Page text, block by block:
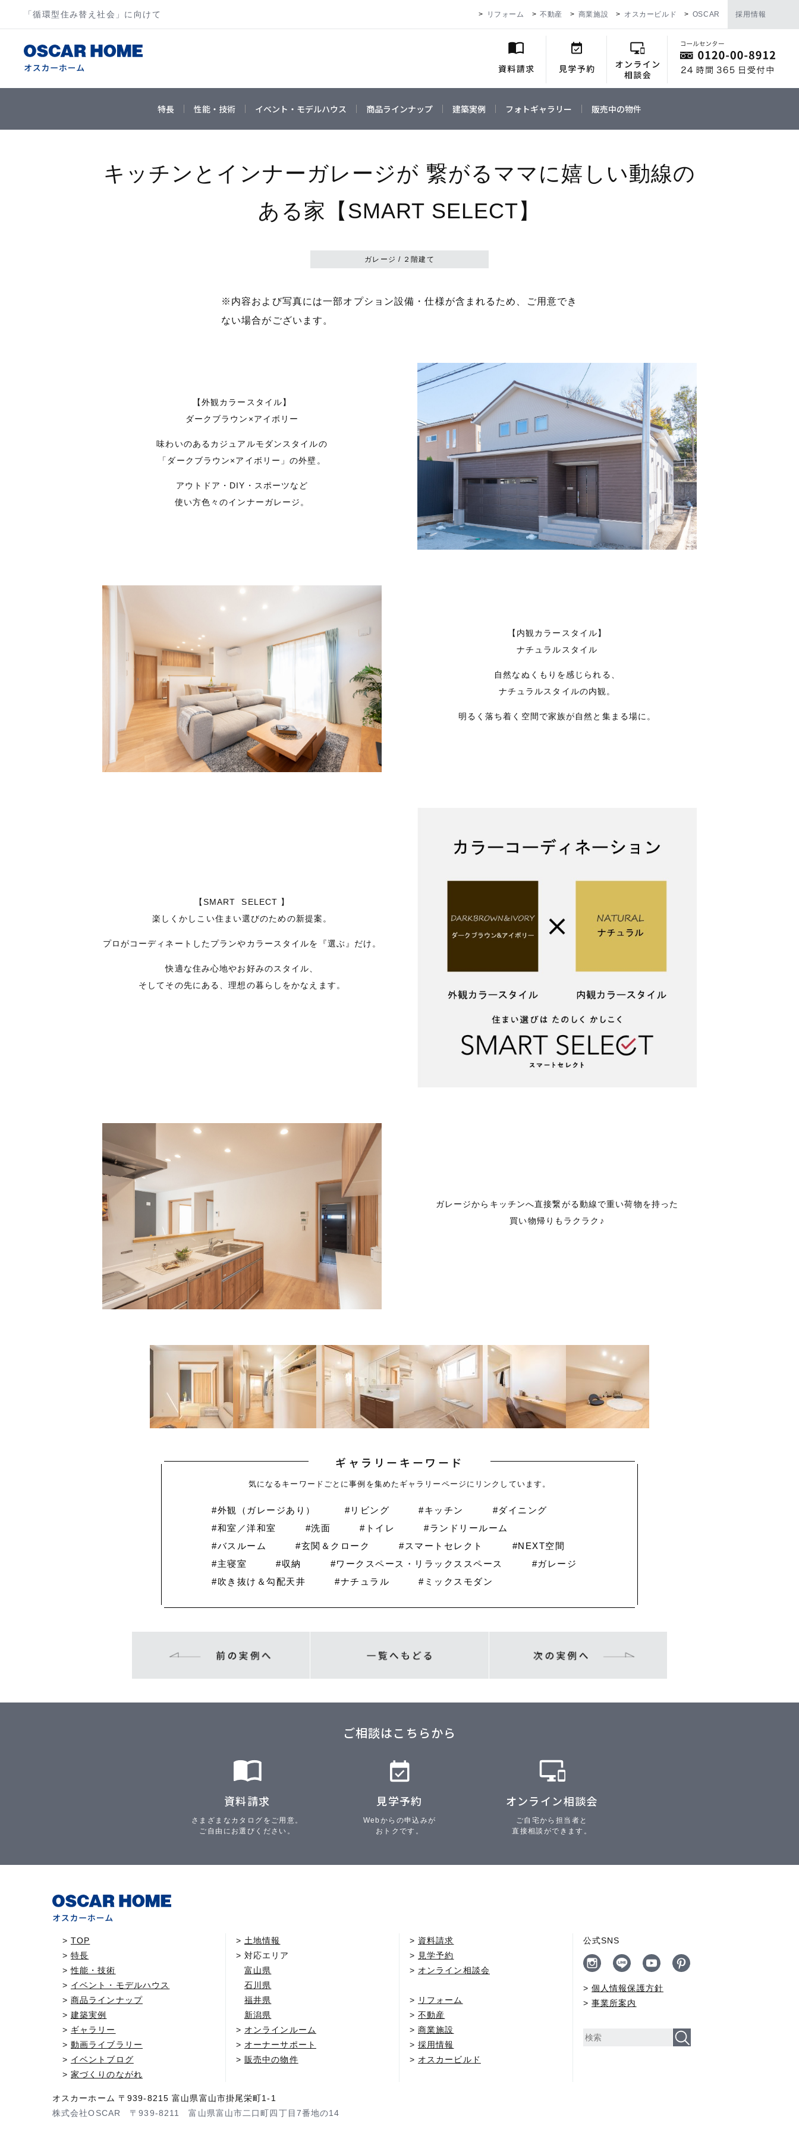
「循環型住み替え社会」に向けて リフォーム 不動産 商業施設 オスカービルド OSCAR 採用情報
特長 性能・技術 イベント・モデルハウス 商品ラインナップ 建築実例 フォトギャラリー 販売中の物件
キッチンとインナーガレージが 繋がるママに嬉しい動線の
ある家【SMART SELECT】
ガレージ / ２階建て
※内容および写真には一部オプション設備・仕様が含まれるため、ご用意でき
ない場合がございます。
【外観カラースタイル】
ダークブラウン×アイボリー
味わいのあるカジュアルモダンスタイルの
「ダークブラウン×アイボリー」の外壁。
アウトドア・DIY・スポーツなど
使い方色々のインナーガレージ。
【内観カラースタイル】
ナチュラルスタイル
自然なぬくもりを感じられる、
ナチュラルスタイルの内観。
明るく落ち着く空間で家族が自然と集まる場に。
【SMART SELECT 】
楽しくかしこい住まい選びのための新提案。
プロがコーディネートしたプランやカラースタイルを『選ぶ』だけ。
快適な住み心地やお好みのスタイル、
そしてその先にある、理想の暮らしをかなえます。
ガレージからキッチンへ直接繋がる動線で重い荷物を持った
買い物帰りもラクラク♪
ギャラリーキーワード
気になるキーワードごとに事例を集めたギャラリーページにリンクしています。
#外観（ガレージあり） #リビング #キッチン
#ダイニング
#和室／洋和室
#洗面 #トイレ
#ランドリールーム
#バスルーム
#玄関＆クローク #スマートセレクト
#NEXT空間
#主寝室
#収納 #ワークスペース・リラックススペース
#ガレージ
#吹き抜け＆勾配天井
#ナチュラル #ミックスモダン
ご相談はこちらから
資料請求
さまざまなカタログをご用意。
ご自由にお選びください。
見学予約
Webからの申込みが
おトクです。
オンライン相談会
ご自宅から担当者と
直接相談ができます。
TOP
特長
性能・技術
イベント・モデルハウス
商品ラインナップ
建築実例
ギャラリー
動画ライブラリー
イベントブログ
家づくりのながれ
土地情報
対応エリア
富山県
石川県
福井県
新潟県
オンラインルーム
オーナーサポート
販売中の物件
資料請求
見学予約
オンライン相談会
リフォーム
不動産
商業施設
採用情報
オスカービルド
公式SNS
個人情報保護方針
事業所案内
オスカーホーム 〒939-8215 富山県富山市掛尾栄町1-1
株式会社OSCAR 〒939-8211 富山県富山市二口町四丁目7番地の14